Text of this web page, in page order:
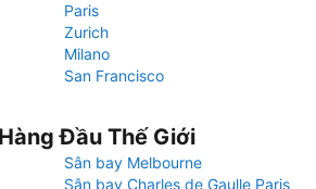
Paris
Zurich
Milano
San Francisco
Đầu Thế Giới
Sân bay Melbourne
Sân bay Charles de Gaulle Paris